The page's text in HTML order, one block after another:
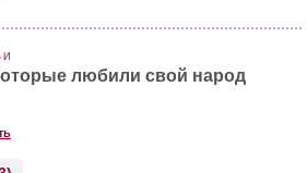
любили свой народ